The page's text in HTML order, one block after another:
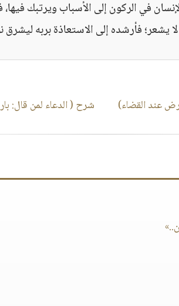
في الركون إلى الأسباب ويرتبك
يشعر؛ فأرشده إلى الاستعاذة بربه ليشرق
عند القضاء) شرح ( الدعاء لمن قال: